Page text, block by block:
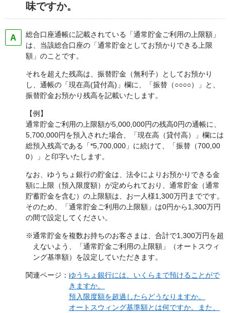
味ですか。
総合口座通帳に記載されている「通常貯金ご利用の上限額」
は、当該総合口座の「通常貯金としてお預かりできる上限
額」のことです。
それを超えた残高は、振替貯金（無利子）としてお預かり
し、通帳の「現在高(貸付高)」欄に、「振替（○○○○）」と、
振替貯金お預かり残高を記載いたします。
【例】
通常貯金ご利用の上限額が5,000,000円の残高0円の通帳に、
5,700,000円を預入された場合、「現在高（貸付高）」欄には
総預入残高である「*5,700,000」に続けて、「振替（700,00
0）」と印字いたします。
なお、ゆうちょ銀行の貯金は、法令によりお預かりできる金
額に上限（預入限度額）が定められており、通常貯金（通常
貯蓄貯金を含む）の上限額は、お一人様1,300万円までです。
そのため、「通常貯金ご利用の上限額」は0円から1,300万円
の間で設定してください。
※通常貯金を複数お持ちのお客さまは、合計で1,300万円を超
えないよう、「通常貯金ご利用の上限額」（オートスウィ
ング基準額）を設定していただきます。
関連ページ： ゆうちょ銀行には、いくらまで預けることがで
きますか。
預入限度額を超過したらどうなりますか。
オートスウィング基準額とは何ですか。また、